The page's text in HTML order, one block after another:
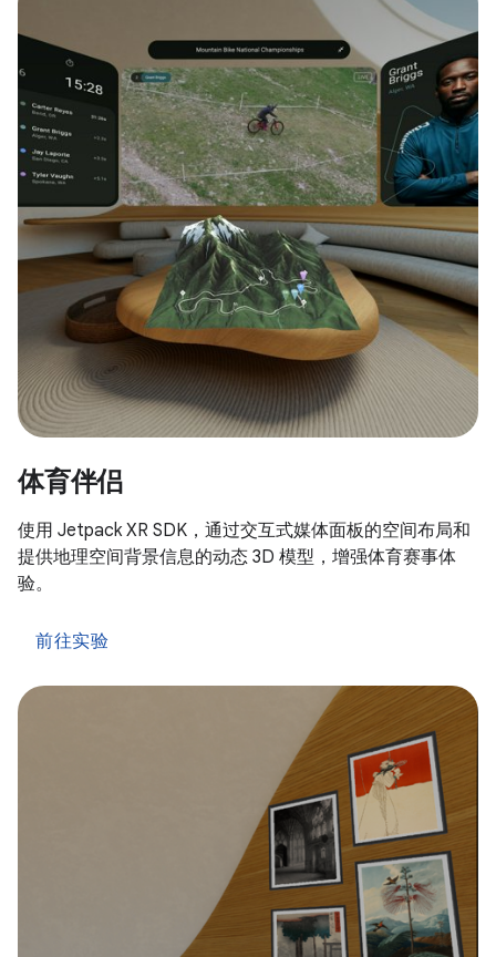
体育伴侣
使用 Jetpack XR SDK，通过交互式媒体面板的空间布局和
提供地理空间背景信息的动态 3D 模型，增强体育赛事体
验。
前往实验